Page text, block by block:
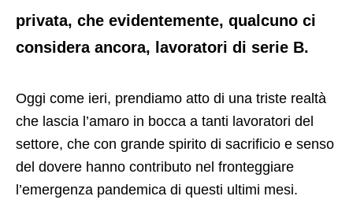
privata,​ che evidentemente, qualcuno ci
considera ancora,​ lavoratori di serie B.
Oggi come ieri,​ prendiamo atto di una triste realtà
che lascia l’amaro in bocca a tanti lavoratori del
settore,​ che con grande spirito di sacrificio e senso
del dovere hanno contributo nel fronteggiare
l’emergenza pandemica di questi ultimi mesi.